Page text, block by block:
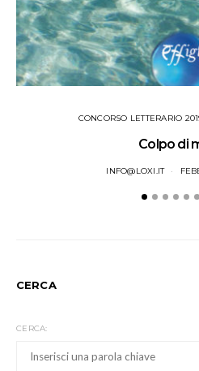
CONCORSO LETTERARIO
Colpo di
INFO@LOXI.IT
CERCA
CERCA: